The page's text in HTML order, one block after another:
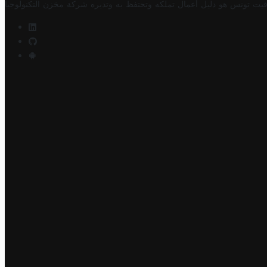
تونس هو دليل أعمال تملكه وتحتفظ به وتديره شركة مخزن التكنولوجيا